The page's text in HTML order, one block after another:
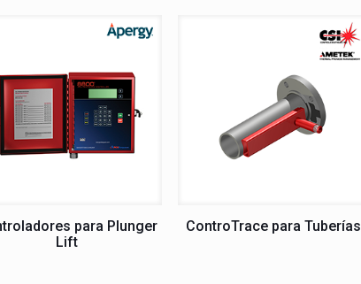
para Plunger
Lift
ControTrace para Tuberías